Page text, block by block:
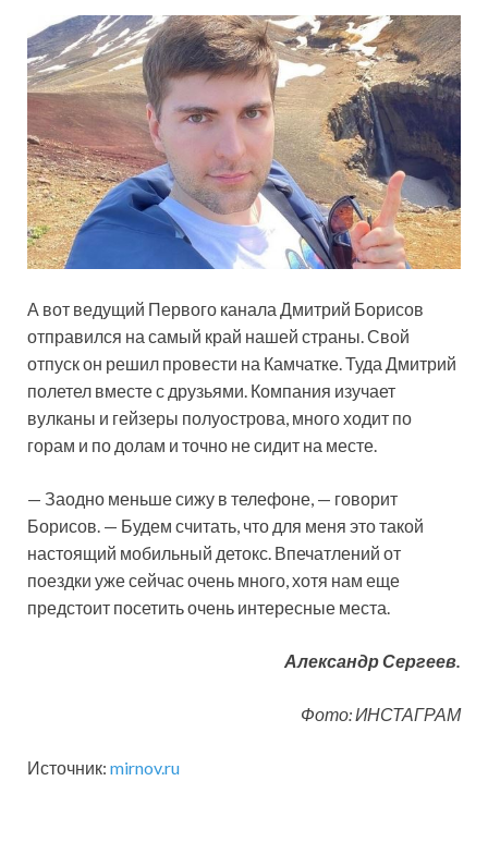
А вот ведущий Первого канала Дмитрий Борисов
отправился на самый край нашей страны. Свой
отпуск он решил провести на Камчатке. Туда Дмитрий
полетел вместе с друзьями. Компания изучает
вулканы и гейзеры полуострова, много ходит по
горам и по долам и точно не сидит на месте.
— Заодно меньше сижу в телефоне, — говорит
Борисов. — Будем считать, что для меня это такой
настоящий мобильный детокс. Впечатлений от
поездки уже сейчас очень много, хотя нам еще
предстоит посетить очень интересные места.
Александр Сергеев.
Фото: ИНСТАГРАМ
Источник: mirnov.ru